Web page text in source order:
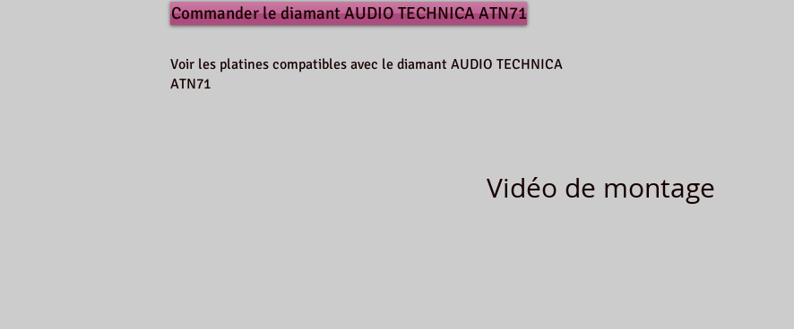
Commander le diamant AUDIO TECHNICA ATN71
Voir les platines compatibles avec le diamant AUDIO TECHNICA
ATN71
Vidéo de montage